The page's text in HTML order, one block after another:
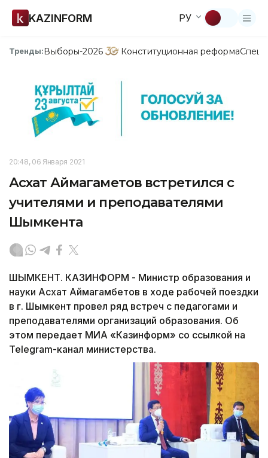
KAZINFORM РУ
Тренды:Выборы-2026 Конституционная реформа
20:48, 06 Января 2021
Асхат Аймагаметов встретился с
учителями и преподавателями
Шымкента
ШЫМКЕНТ. КАЗИНФОРМ - Министр образования и
науки Асхат Аймагамбетов в ходе рабочей поездки
в г. Шымкент провел ряд встреч с педагогами и
преподавателями организаций образования. Об
этом передает МИА «Казинформ» со ссылкой на
Telegram-канал министерства.